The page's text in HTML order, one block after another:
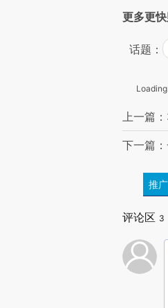
更多更
话题：
上一篇
下一篇
推广
评论区 3